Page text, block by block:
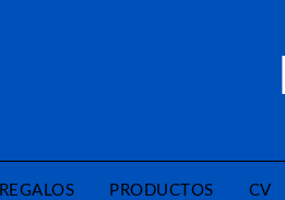
REGALOS PRODUCTOS CV